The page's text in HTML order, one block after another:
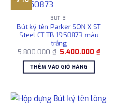
BÚT BI
Bút ký tên Parker SON X ST
Steel CT TB 1950873 màu
trắng
5.800.000₫ Giá
là:
5.800.000 ₫.
5.400.000₫Giá
THÊM VÀO GIỎ HÀNG